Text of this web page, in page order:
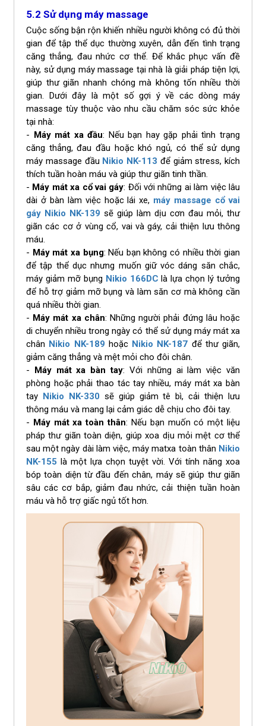
5.2 Sử dụng máy massage
Cuộc sống bận rộn khiến nhiều người không có đủ thời
gian để tập thể dục thường xuyên, dẫn đến tình trạng
căng thẳng, đau nhức cơ thể. Để khắc phục vấn đề
này, sử dụng máy massage tại nhà là giải pháp tiện lợi,
giúp thư giãn nhanh chóng mà không tốn nhiều thời
gian. Dưới đây là một số gợi ý về các dòng máy
massage tùy thuộc vào nhu cầu chăm sóc sức khỏe
tại nhà:
- Máy mát xa đầu: Nếu bạn hay gặp phải tình trạng
căng thẳng, đau đầu hoặc khó ngủ, có thể sử dụng
máy massage đầu Nikio NK-113 để giảm stress, kích
thích tuần hoàn máu và giúp thư giãn tinh thần.
- Máy mát xa cổ vai gáy: Đối với những ai làm việc lâu
dài ở bàn làm việc hoặc lái xe, máy massage cổ vai
gáy Nikio NK-139 sẽ giúp làm dịu cơn đau mỏi, thư
giãn các cơ ở vùng cổ, vai và gáy, cải thiện lưu thông
máu.
- Máy mát xa bụng: Nếu bạn không có nhiều thời gian
để tập thể dục nhưng muốn giữ vóc dáng săn chắc,
máy giảm mỡ bụng Nikio 166DC là lựa chọn lý tưởng
để hỗ trợ giảm mỡ bụng và làm săn cơ mà không cần
quá nhiều thời gian.
- Máy mát xa chân: Những người phải đứng lâu hoặc
di chuyển nhiều trong ngày có thể sử dụng máy mát xa
chân Nikio NK-189 hoặc Nikio NK-187 để thư giãn,
giảm căng thẳng và mệt mỏi cho đôi chân.
- Máy mát xa bàn tay: Với những ai làm việc văn
phòng hoặc phải thao tác tay nhiều, máy mát xa bàn
tay Nikio NK-330 sẽ giúp giảm tê bì, cải thiện lưu
thông máu và mang lại cảm giác dễ chịu cho đôi tay.
- Máy mát xa toàn thân: Nếu bạn muốn có một liệu
pháp thư giãn toàn diện, giúp xoa dịu mỏi mệt cơ thể
sau một ngày dài làm việc, máy matxa toàn thân Nikio
NK-155 là một lựa chọn tuyệt vời. Với tính năng xoa
bóp toàn diện từ đầu đến chân, máy sẽ giúp thư giãn
sâu các cơ bắp, giảm đau nhức, cải thiện tuần hoàn
máu và hỗ trợ giấc ngủ tốt hơn.